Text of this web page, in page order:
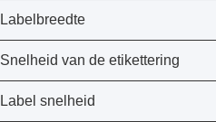
Labelbreedte
Snelheid van de etikettering
Label snelheid